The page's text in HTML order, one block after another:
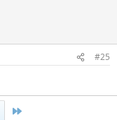
#25